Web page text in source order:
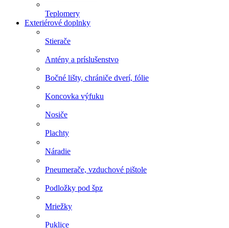
Teplomery
Exteriérové doplnky
Stierače
Antény a príslušenstvo
Bočné lišty, chrániče dverí, fólie
Koncovka výfuku
Nosiče
Plachty
Náradie
Pneumerače, vzduchové pištole
Podložky pod špz
Mriežky
Puklice